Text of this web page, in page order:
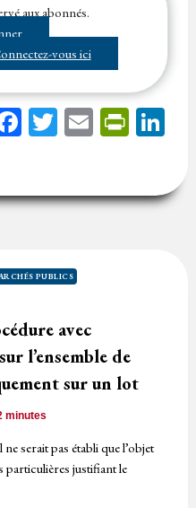
lorsque, notamment
des offres irrégulières ou
aux abonnés.
vous ici
Facebook
Twitter
Email
PUBLICS
avec
l’ensemble de
sur un lot
minutes
serait pas établi que l’objet
particulières justifiant le